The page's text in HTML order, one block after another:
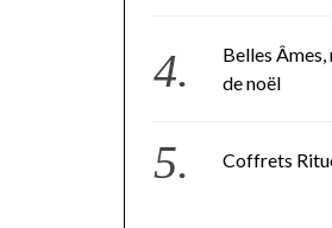
Belles
de noël
Coffrets